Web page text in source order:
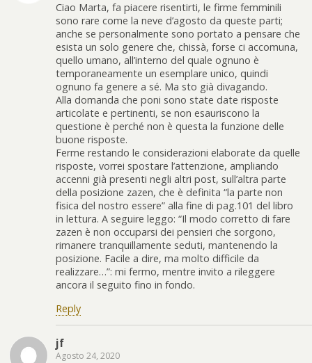
Ciao Marta, fa piacere risentirti, le firme femminili
sono rare come la neve d’agosto da queste parti;
anche se personalmente sono portato a pensare che
esista un solo genere che, chissà, forse ci accomuna,
quello umano, all’interno del quale ognuno è
temporaneamente un esemplare unico, quindi
ognuno fa genere a sé. Ma sto già divagando.
Alla domanda che poni sono state date risposte
articolate e pertinenti, se non esauriscono la
questione è perché non è questa la funzione delle
buone risposte.
Ferme restando le considerazioni elaborate da quelle
risposte, vorrei spostare l’attenzione, ampliando
accenni già presenti negli altri post, sull’altra parte
della posizione zazen, che è definita “la parte non
fisica del nostro essere” alla fine di pag.101 del libro
in lettura. A seguire leggo: “Il modo corretto di fare
zazen è non occuparsi dei pensieri che sorgono,
rimanere tranquillamente seduti, mantenendo la
posizione. Facile a dire, ma molto difficile da
realizzare…”: mi fermo, mentre invito a rileggere
ancora il seguito fino in fondo.
Reply
jf
Agosto 24, 2020